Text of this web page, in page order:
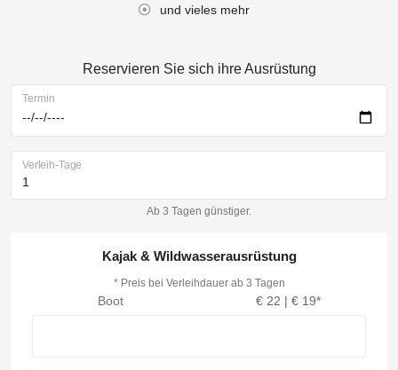
und vieles mehr
Reservieren Sie sich ihre Ausrüstung
Termin
Verleih-Tage
Ab 3 Tagen günstiger.
Kajak & Wildwasserausrüstung
* Preis bei Verleihdauer ab 3 Tagen
Boot € 22 | € 19*